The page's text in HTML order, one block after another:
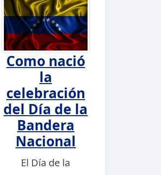
Como nació
la
celebración
del Día de la
Bandera
Nacional
El Día de la